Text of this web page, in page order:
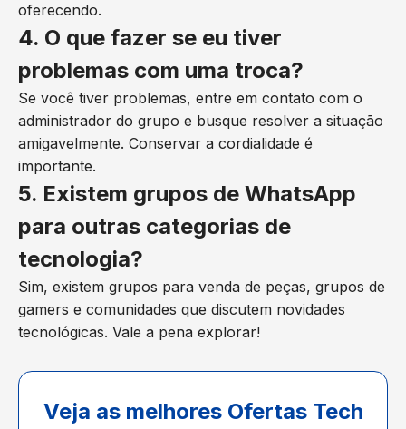
oferecendo.
4. O que fazer se eu tiver
problemas com uma troca?
Se você tiver problemas, entre em contato com o
administrador do grupo e busque resolver a situação
amigavelmente. Conservar a cordialidade é
importante.
5. Existem grupos de WhatsApp
para outras categorias de
tecnologia?
Sim, existem grupos para venda de peças, grupos de
gamers e comunidades que discutem novidades
tecnológicas. Vale a pena explorar!
Veja as melhores Ofertas Tech